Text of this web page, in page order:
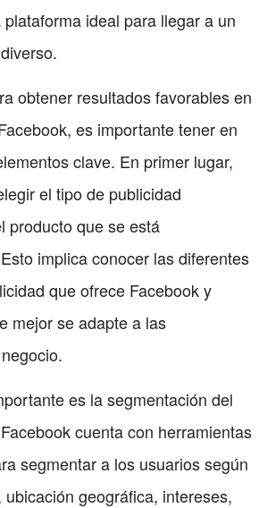
ideal para llegar a un
obtener resultados favorables en
es importante tener en
clave. En primer lugar,
el tipo de publicidad
producto que se está
implica conocer las diferentes
que ofrece Facebook y
mejor se adapte a las
es la segmentación del
cuenta con herramientas
segmentar a los usuarios según
geográfica, intereses,